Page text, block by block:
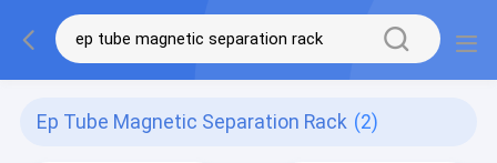
Ep Tube Magnetic Separation Rack (2)